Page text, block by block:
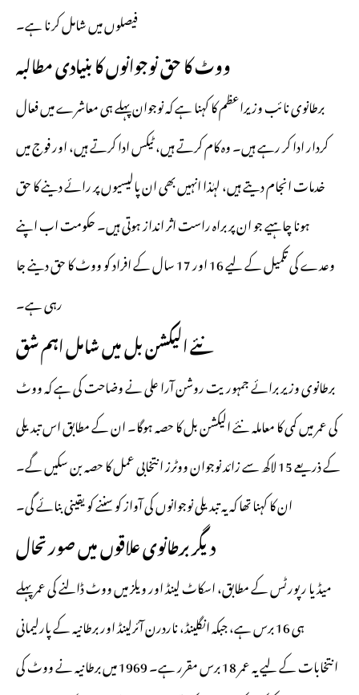
فیصلوں میں شامل کرنا ہے۔
ووٹ کا حق نوجوانوں کا بنیادی مطالبہ
برطانوی نائب وزیراعظم کا کہنا ہے کہ نوجوان پہلے ہی معاشرے میں فعال
کردار ادا کر رہے ہیں۔ وہ کام کرتے ہیں، ٹیکس ادا کرتے ہیں، اور فوج میں
خدمات انجام دیتے ہیں، لہٰذا انہیں بھی ان پالیسیوں پر رائے دینے کا حق
ہونا چاہیے جو ان پر براہ راست اثر انداز ہوتی ہیں۔ حکومت اب اپنے
وعدے کی تکمیل کے لیے 16 اور 17 سال کے افراد کو ووٹ کا حق دینے جا
رہی ہے۔
نئے الیکشن بل میں شامل اہم شق
برطانوی وزیر برائے جمہوریت روشن آرا علی نے وضاحت کی ہے کہ ووٹ
کی عمر میں کمی کا معاملہ نئے الیکشن بل کا حصہ ہوگا۔ ان کے مطابق اس تبدیلی
کے ذریعے 15 لاکھ سے زائد نوجوان ووٹرز انتخابی عمل کا حصہ بن سکیں گے۔
ان کا کہنا تھا کہ یہ تبدیلی نوجوانوں کی آواز کو سننے کو یقینی بنائے گی۔
دیگر برطانوی علاقوں میں صورتحال
میڈیا رپورٹس کے مطابق، اسکاٹ لینڈ اور ویلز میں ووٹ ڈالنے کی عمر پہلے
ہی 16 برس ہے، جبکہ انگلینڈ، ناردرن آئرلینڈ اور برطانیہ کے پارلیمانی
انتخابات کے لیے یہ عمر 18 برس مقرر ہے۔ 1969 میں برطانیہ نے ووٹ کی